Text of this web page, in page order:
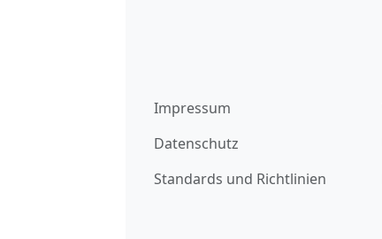
Impressum
Datenschutz
Standards und Richtlinien